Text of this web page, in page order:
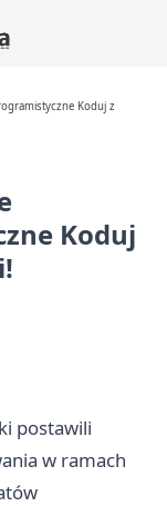
Koduj z
Koduj
postawili
w ramach